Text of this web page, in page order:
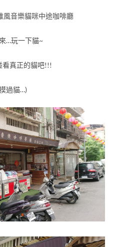
風音樂貓咪中途咖啡廳
…玩一下貓~
看真正的貓吧!!!
過貓…)